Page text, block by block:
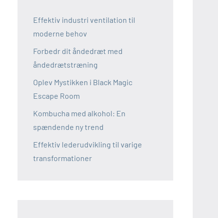
Effektiv industri ventilation til
moderne behov
Forbedr dit åndedræt med
åndedrætstræning
Oplev Mystikken i Black Magic
Escape Room
Kombucha med alkohol: En
spændende ny trend
Effektiv lederudvikling til varige
transformationer